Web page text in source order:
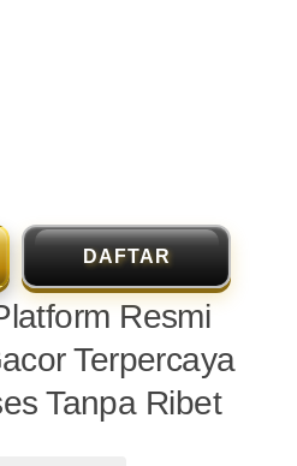
DAFTAR
Resmi
Terpercaya
Tanpa Ribet